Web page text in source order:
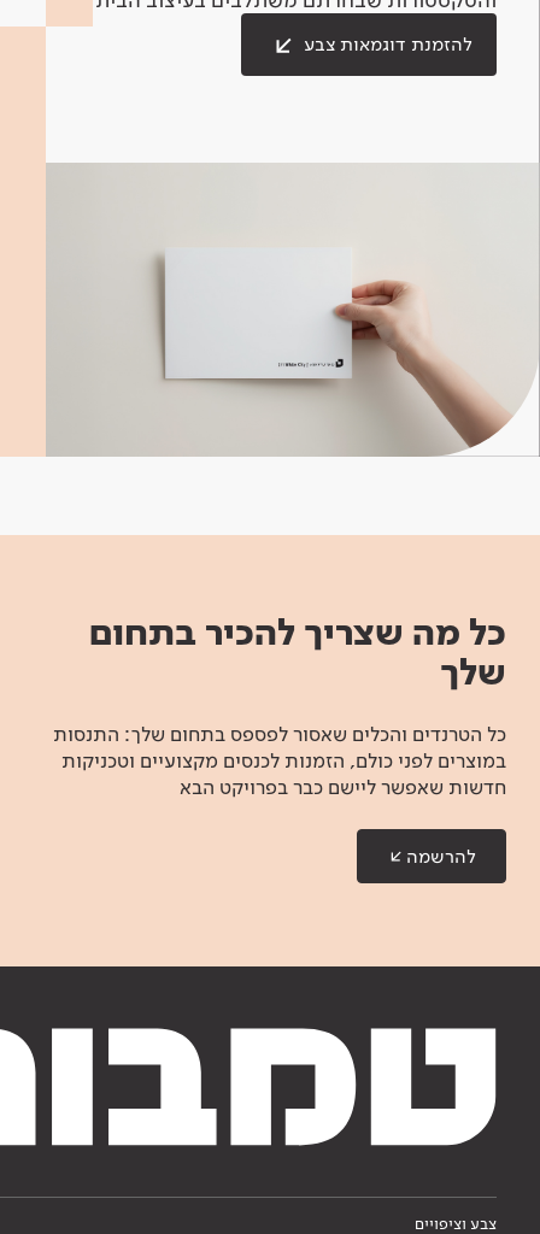
להזמנת דוגמאות צבע
כל מה שצריך להכיר בתחום
שלך
כל הטרנדים והכלים שאסור לפספס בתחום שלך: התנסות
במוצרים לפני כולם, הזמנות לכנסים מקצועיים וטכניקות
חדשות שאפשר ליישם כבר בפרויקט הבא
להרשמה
צבע וציפויים